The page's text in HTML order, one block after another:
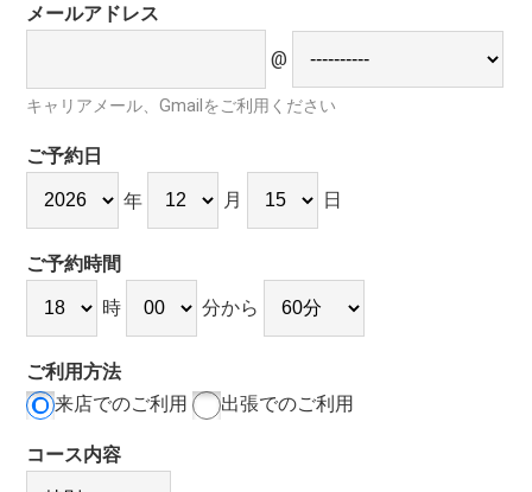
メールアドレス
@
キャリアメール、Gmailをご利用ください
ご予約日
年 月 日
ご予約時間
時
分から
ご利用方法
来店でのご利用
出張でのご利用
コース内容